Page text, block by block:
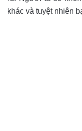
khác và tuyệt nhiên